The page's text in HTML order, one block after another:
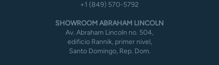
+1 (849) 570-5792
SHOWROOM ABRAHAM LINCOLN
Av. Abraham Lincoln no. 504,
edificio Rannik, primer nivel,
Santo Domingo, Rep. Dom.